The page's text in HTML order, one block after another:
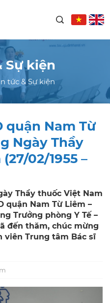
Sự kiện
tức & Sự kiện
quận Nam Từ
Ngày Thầy
02/1955 –
Thầy thuốc Việt Nam
quận Nam Từ Liêm –
Trưởng phòng Y Tế –
đến thăm, chúc mừng
viên Trung tâm Bác sĩ